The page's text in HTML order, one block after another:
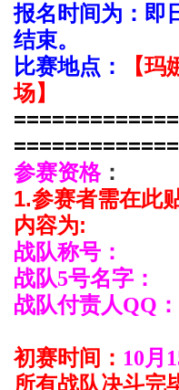
报名时间为：即
结束。
比赛地点：
【玛
场】
参赛资格：
1.参赛者需在此
内容为:
战队称号：
战队5号名字：
战队付责人QQ：
初赛时间： 10月
所有战队决斗完